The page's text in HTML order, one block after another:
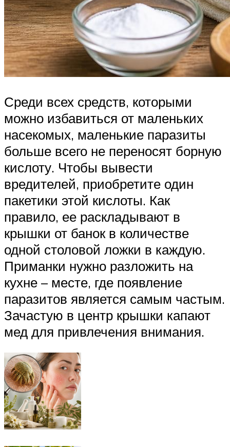
Среди всех средств, которыми
можно избавиться от маленьких
насекомых, маленькие паразиты
больше всего не переносят борную
кислоту. Чтобы вывести
вредителей, приобретите один
пакетики этой кислоты. Как
правило, ее раскладывают в
крышки от банок в количестве
одной столовой ложки в каждую.
Приманки нужно разложить на
кухне – месте, где появление
паразитов является самым частым.
Зачастую в центр крышки капают
мед для привлечения внимания.